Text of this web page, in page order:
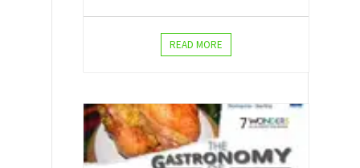
READ MORE